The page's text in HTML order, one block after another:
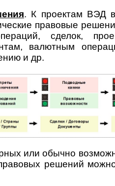
. К проектам ВЭД
правовые
сделок,
валютным
и др.
или обычно
решений